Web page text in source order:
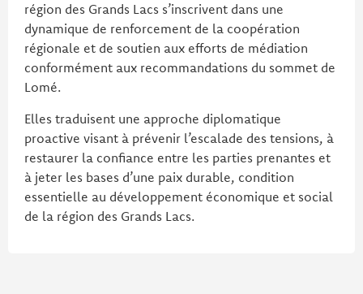
région des Grands Lacs s’inscrivent dans une
dynamique de renforcement de la coopération
régionale et de soutien aux efforts de médiation
conformément aux recommandations du sommet de
Lomé.
Elles traduisent une approche diplomatique
proactive visant à prévenir l’escalade des tensions, à
restaurer la confiance entre les parties prenantes et
à jeter les bases d’une paix durable, condition
essentielle au développement économique et social
de la région des Grands Lacs.